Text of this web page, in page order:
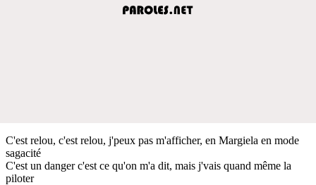
C'est relou, c'est relou, j'peux pas m'afficher, en Margiela en mode
sagacité
C'est un danger c'est ce qu'on m'a dit, mais j'vais quand même la
piloter